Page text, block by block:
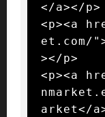
</a></p>
<p><a
et.com/
></p>
<p><a
arket</